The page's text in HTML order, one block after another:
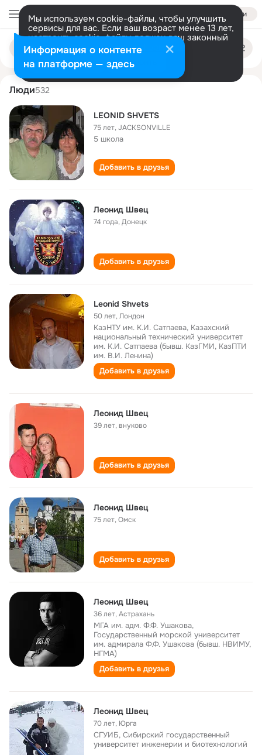
Войти
Мы используем cookie-файлы, чтобы улучшить
сервисы для вас. Если ваш возраст менее 13 лет,
настроить cookie-файлы должен ваш законный
представитель. Больше информации
Разрешить все Настроить
Поиск
людям
leonid shvets
Люди532
LEONID SHVETS
75 лет,JACKSONVILLE
5 школа
Добавить в друзья
Леонид Швец
74 года,Донецк
Добавить в друзья
Leonid Shvets
50 лет,Лондон
КазНТУ им. К.И. Сатпаева, Казахский
национальный технический университет
им. К.И. Сатпаева (бывш. КазГМИ, КазПТИ
им. В.И. Ленина)
Добавить в друзья
Леонид Швец
39 лет,внуково
Добавить в друзья
Леонид Швец
75 лет,Омск
Добавить в друзья
Леонид Швец
36 лет,Астрахань
МГА им. адм. Ф.Ф. Ушакова,
Государственный морской университет
им. адмирала Ф.Ф. Ушакова (бывш. НВИМУ,
НГМА)
Добавить в друзья
Леонид Швец
70 лет, Юрга
СГУИБ, Сибирский государственный
университет инженерии и биотехнологий
Информация о контенте
на платформе — здесь